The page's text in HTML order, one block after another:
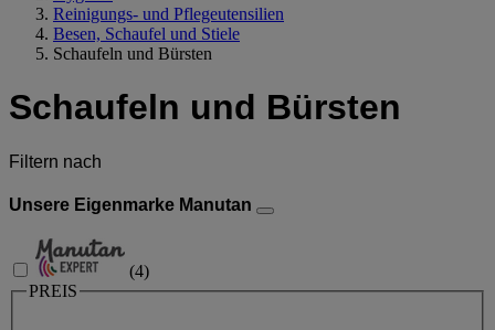
Reinigungs- und Pflegeutensilien
Besen, Schaufel und Stiele
Schaufeln und Bürsten
Schaufeln und Bürsten
Filtern nach
Unsere Eigenmarke Manutan
(4)
PREIS